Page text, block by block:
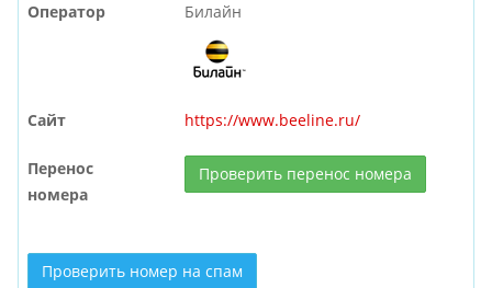
Оператор Билайн
Сайт https://www.beeline.ru/
Перенос
номера
Проверить перенос номера
Проверить номер на спам